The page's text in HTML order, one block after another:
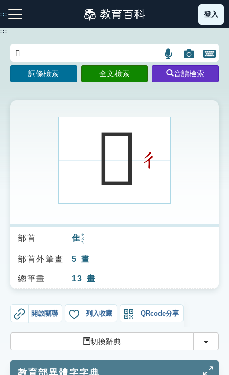
到
主
:::
注音索引圖示 筆畫索引圖示 部首索引表圖示
索引選單
知識索引
單字索引
遊戲專區
教學應用
登入
:::
語
言
搜
示
圖
片
搜
開
鍵
圖
詞條檢索 全文檢索 音讀檢索
𨾦ㄔ
部首 隹 ㄓㄨㄟ
部首外筆畫 5 畫
總筆畫 13 畫
開啟關聯 列入收藏 QRcode分享
切換辭典 切換
教育部異體字字典